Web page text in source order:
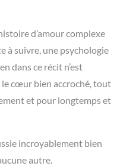
d’amour complexe
à suivre, une psychologie
dans ce récit n’est
cœur bien accroché, tout
et pour longtemps et
incroyablement bien
autre.